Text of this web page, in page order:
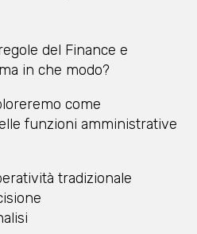
del Finance e
in che modo?
come
funzioni amministrative
tradizionale